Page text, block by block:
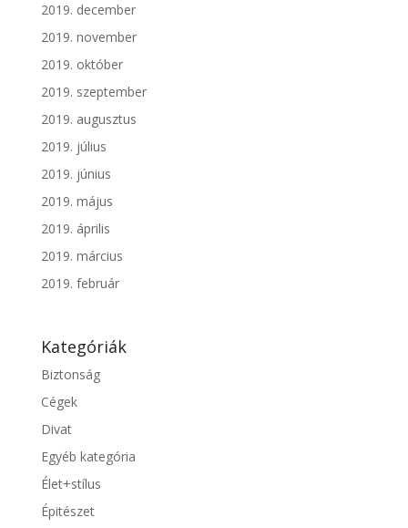
2019. december
2019. november
2019. október
2019. szeptember
2019. augusztus
2019. július
2019. június
2019. május
2019. április
2019. március
2019. február
Kategóriák
Biztonság
Cégek
Divat
Egyéb kategória
Élet+stílus
Épitészet